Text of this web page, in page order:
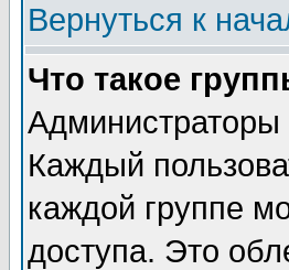
Вернуться к
Что такое
Администраторы
Каждый
каждой группе
доступа. Это